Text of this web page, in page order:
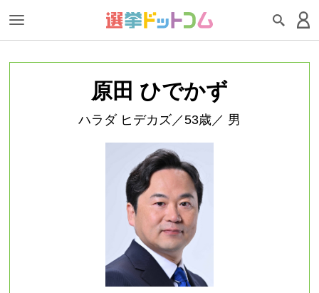
原田 ひでかず
ハラダ ヒデカズ／53歳／ 男